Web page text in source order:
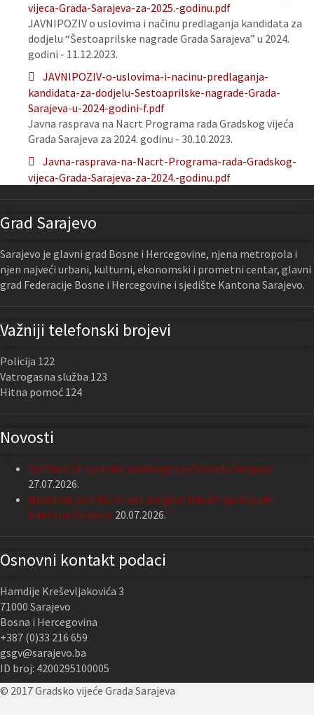
vijeca-Grada-Sarajeva-za-2025.-godinu.pdf
JAVNIPOZIV o uslovima i načinu predlaganja kandidata za
dodjelu “Šestoaprilske nagrade Grada Sarajeva” u 2024.
godini - 11.12.2023.
JAVNIPOZIV-o-uslovima-i-nacinu-predlaganja-
kandidata-za-dodjelu-Sestoaprilske-nagrade-Grada-
Sarajeva-u-2024-godini-f.pdf
Javna rasprava na Nacrt Programa rada Gradskog vijeća
Grada Sarajeva za 2024. godinu - 30.10.2023.
Javna-rasprava-na-Nacrt-Programa-rada-Gradskog-
vijeca-Grada-Sarajeva-za-2024.-godinu.pdf
Grad Sarajevo
Sarajevo je glavni grad Bosne i Hercegovine, njena metropola i
njen najveći urbani, kulturni, ekonomski i prometni centar, glavni
grad Federacije Bosne i Hercegovine i sjedište Kantona Sarajevo.
Važniji telefonski brojevi
Policija 122
Vatrogasna služba 123
Hitna pomoć 124
Novosti
Održana 13. sjednica Gradskog vijeća Grada Sarajeva
27.07.2026.
Nastavak podrške Grada Sarajeva Udruženju slijepih
Kantona Sarajevo 20.07.2026.
Osnovni kontakt podaci
Hamdije Kreševljakovića 3
71000 Sarajevo
Bosna i Hercegovina
+387 (0)33 216 659
gsgv@sarajevo.ba
ID broj: 4200295100005
© 2017 Gradsko vijeće Grada Sarajeva